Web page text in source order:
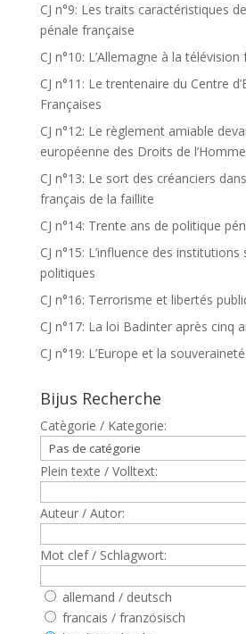
CJ n°9: Les traits caractéristiques
pénale française
CJ n°10: L’Allemagne à la
CJ n°11: Le trentenaire du Centre
Françaises
CJ n°12: Le règlement amiable
européenne des Droits de l’Homme
CJ n°13: Le sort des créanciers
français de la faillite
CJ n°14: Trente ans de politique
CJ n°15: L’influence des
politiques
CJ n°16: Terrorisme et libertés
CJ n°17: La loi Badinter après cinq
CJ n°19: L’Europe et la
Bijus Recherche
Catègorie / Kategorie:
Plein texte / Volltext:
Auteur / Autor:
Mot clef / Schlagwort:
allemand / deutsch
francais / französisch